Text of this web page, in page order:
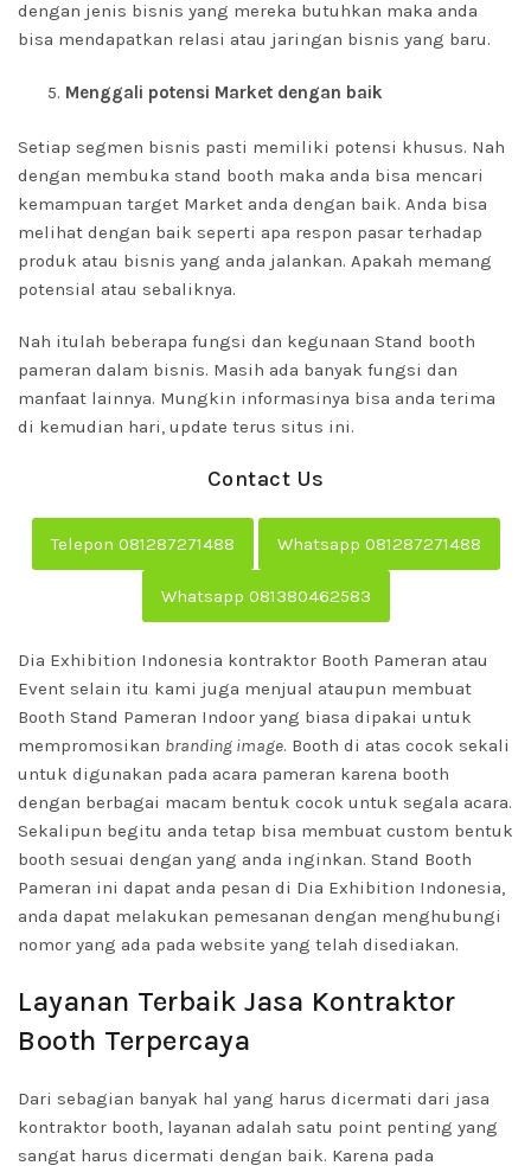
dengan jenis bisnis yang mereka butuhkan maka anda
bisa mendapatkan relasi atau jaringan bisnis yang baru.
Menggali potensi Market dengan baik
Setiap segmen bisnis pasti memiliki potensi khusus. Nah
dengan membuka stand booth maka anda bisa mencari
kemampuan target Market anda dengan baik. Anda bisa
melihat dengan baik seperti apa respon pasar terhadap
produk atau bisnis yang anda jalankan. Apakah memang
potensial atau sebaliknya.
Nah itulah beberapa fungsi dan kegunaan Stand booth
pameran dalam bisnis. Masih ada banyak fungsi dan
manfaat lainnya. Mungkin informasinya bisa anda terima
di kemudian hari, update terus situs ini.
Contact Us
Telepon 081287271488 Whatsapp 081287271488
Whatsapp 081380462583
Dia Exhibition Indonesia kontraktor Booth Pameran atau
Event selain itu kami juga menjual ataupun membuat
Booth Stand Pameran Indoor yang biasa dipakai untuk
mempromosikan branding image. Booth di atas cocok sekali
untuk digunakan pada acara pameran karena booth
dengan berbagai macam bentuk cocok untuk segala acara.
Sekalipun begitu anda tetap bisa membuat custom bentuk
booth sesuai dengan yang anda inginkan. Stand Booth
Pameran ini dapat anda pesan di Dia Exhibition Indonesia,
anda dapat melakukan pemesanan dengan menghubungi
nomor yang ada pada website yang telah disediakan.
Layanan Terbaik Jasa Kontraktor
Booth Terpercaya
Dari sebagian banyak hal yang harus dicermati dari jasa
kontraktor booth, layanan adalah satu point penting yang
sangat harus dicermati dengan baik. Karena pada